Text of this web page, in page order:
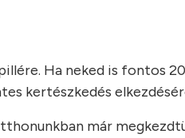
Ha neked is fontos
kertészkedés
már